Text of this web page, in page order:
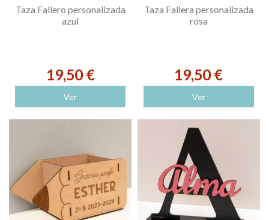
Taza Fallero personalizada
azul
19,50 €
Ver
Taza Fallera personalizada
rosa
19,50 €
Ver